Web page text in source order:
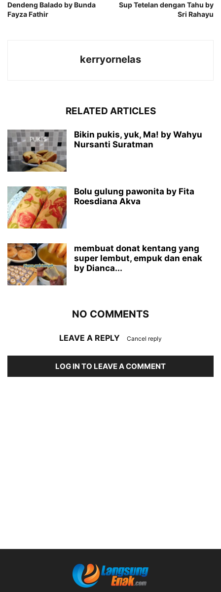
Dendeng Balado by Bunda
Fayza Fathir
Sup Tetelan dengan Tahu by
Sri Rahayu
kerryornelas
RELATED ARTICLES
Bikin pukis, yuk, Ma! by Wahyu
Nursanti Suratman
Bolu gulung pawonita by Fita
Roesdiana Akva
membuat donat kentang yang
super lembut, empuk dan enak
by Dianca...
NO COMMENTS
LEAVE A REPLY Cancel reply
LOG IN TO LEAVE A COMMENT